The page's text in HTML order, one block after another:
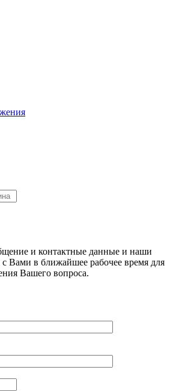
и контактные данные и наши
Вами в ближайшее рабочее время для
Вашего вопроса.